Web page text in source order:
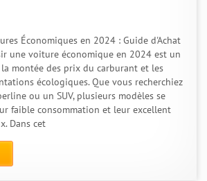
Économiques en 2024 : Guide d'Achat
une voiture économique en 2024 est un
montée des prix du carburant et les
écologiques. Que vous recherchiez
ou un SUV, plusieurs modèles se
faible consommation et leur excellent
Dans cet